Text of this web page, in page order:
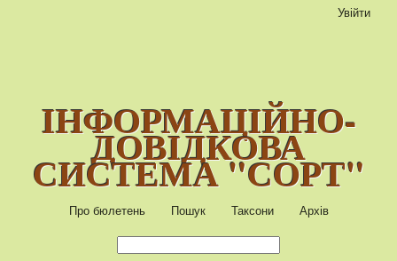
ІНФОРМАЦІЙНО-
ДОВІДКОВА
СИСТЕМА "СОРТ"
Про бюлетень Пошук Таксони Архів
Увійти